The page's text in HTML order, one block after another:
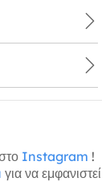
Instagram !
για να εμφανιστεί